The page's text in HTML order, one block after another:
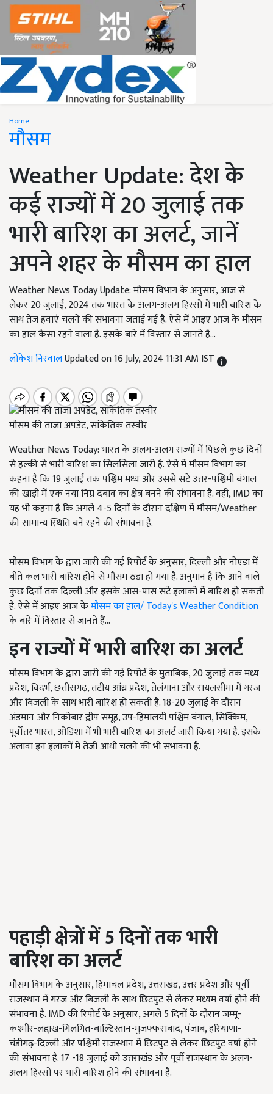
Home
मौसम
Weather Update: देश के
कई राज्यों में 20 जुलाई तक
भारी बारिश का अलर्ट, जानें
अपने शहर के मौसम का हाल
Weather News Today Update: मौसम विभाग के अनुसार, आज से
लेकर 20 जुलाई, 2024 तक भारत के अलग-अलग हिस्सों में भारी बारिश के
साथ तेज हवाएं चलने की संभावना जताई गई है. ऐसे में आइए आज के मौसम
का हाल कैसा रहने वाला है. इसके बारे में विस्तार से जानते हैं...
लोकेश निरवालUpdated on 16 July, 2024 11:31 AM IST
मौसम की ताजा अपडेट, सांकेतिक तस्वीर
Weather News Today: भारत के अलग-अलग राज्यों में पिछले कुछ दिनों
से हल्की से भारी बारिश का सिलसिला जारी है. ऐसे में मौसम विभाग का
कहना है कि 19 जुलाई तक पश्चिम मध्य और उससे सटे उत्तर-पश्चिमी बंगाल
की खाड़ी में एक नया निम्न दबाव का क्षेत्र बनने की संभावना है. वही, IMD का
यह भी कहना है कि अगले 4-5 दिनों के दौरान दक्षिण में मौसम/Weather
की सामान्य स्थिति बने रहने की संभावना है.
मौसम विभाग के द्वारा जारी की गई रिपोर्ट के अनुसार, दिल्ली और नोएडा में
बीते कल भारी बारिश होने से मौसम ठंडा हो गया है. अनुमान है कि आने वाले
कुछ दिनों तक दिल्ली और इसके आस-पास सटे इलाकों में बारिश हो सकती
है. ऐसे में आइए आज केमौसम का हाल/ Today's Weather Condition
के बारे में विस्तार से जानते हैं...
इन राज्यों में भारी बारिश का अलर्ट
मौसम विभाग के द्वारा जारी की गई रिपोर्ट के मुताबिक, 20 जुलाई तक मध्य
प्रदेश, विदर्भ, छत्तीसगढ़, तटीय आंध्र प्रदेश, तेलंगाना और रायलसीमा में गरज
और बिजली के साथ भारी बारिश हो सकती है. 18-20 जुलाई के दौरान
अंडमान और निकोबार द्वीप समूह, उप-हिमालयी पश्चिम बंगाल, सिक्किम,
पूर्वोत्तर भारत, ओडिशा में भी भारी बारिश का अलर्ट जारी किया गया है. इसके
अलावा इन इलाकों में तेजी आंधी चलने की भी संभावना है.
पहाड़ी क्षेत्रों में 5 दिनों तक भारी
बारिश का अलर्ट
मौसम विभाग के अनुसार, हिमाचल प्रदेश, उत्तराखंड, उत्तर प्रदेश और पूर्वी
राजस्थान में गरज और बिजली के साथ छिटपुट से लेकर मध्यम वर्षा होने की
संभावना है. IMD की रिपोर्ट के अनुसार, अगले 5 दिनों के दौरान जम्मू-
कश्मीर-लद्दाख-गिलगित-बाल्टिस्तान-मुजफ्फराबाद, पंजाब, हरियाणा-
चंडीगढ़-दिल्ली और पश्चिमी राजस्थान में छिटपुट से लेकर छिटपुट वर्षा होने
की संभावना है. 17 -18 जुलाई को उत्तराखंड और पूर्वी राजस्थान के अलग-
अलग हिस्सों पर भारी बारिश होने की संभावना है.